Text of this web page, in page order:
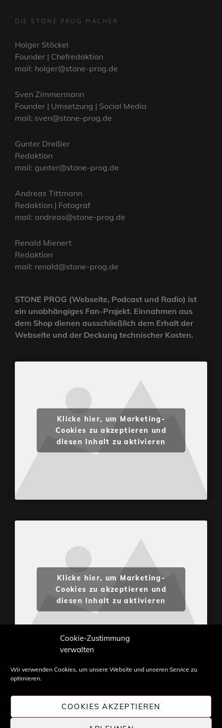
Cookie-Zustimmung
verwalten
Wir verwenden Cookies, um unsere Website und unseren Service zu
optimieren.
COOKIES AKZEPTIEREN
DIE STONE PROG MACHER
Holger Stöckel
Founder | Chefredaktion
mail: holger@stone-prog.de
Sven Zimmermann
Founder | Umsetzung | Social Media
mail: sven@stone-prog.de
Gunter Dreßler
Redaktion
mail: gunter@stone-prog.de
Andreas Tittmann
Redaktion | Fotograf
mail: andreas@stone-prog.de
Renald Mienert
Redaktion
mail: renald@stone-prog.de
STONE PROG (Webseite, Podcast und Radio) ist
ein unabhängiges Fan-Projekt. Einnahmen aus
dem Shop dienen ausschließlich dem Erhalt der
Webseite und der Deckung technischer Kosten.
Klicke hier, um Marketing-
Cookies zu akzeptieren und
diesen Inhalt zu aktivieren
Klicke hier, um Marketing-
Cookies zu akzeptieren und
diesen Inhalt zu aktivieren
Weiterverwendung nur mit Zustimmung von
STONE PROG.